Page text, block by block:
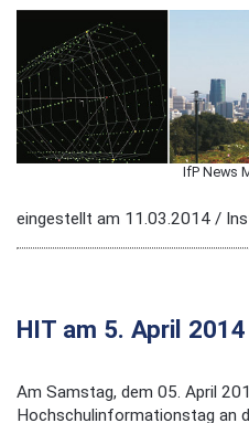
IfP News
eingestellt am 11.03.2014 /
HIT am 5. April 2014
Am Samstag, dem 05. April
Hochschulinformationstag an